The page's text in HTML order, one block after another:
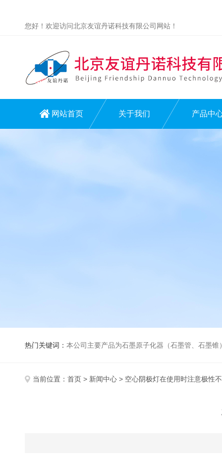
您好！欢迎访问北京友谊丹诺科技有限公司网站！
网站首页 关于我们 产品中
热门关键词： 本公司主要产品为石墨原子化器（石墨管、石墨锥）、元素空心阴极灯、氘灯、空心
当前位置： 首页 > 新闻中心 > 空心阴极灯在使用时注意极性